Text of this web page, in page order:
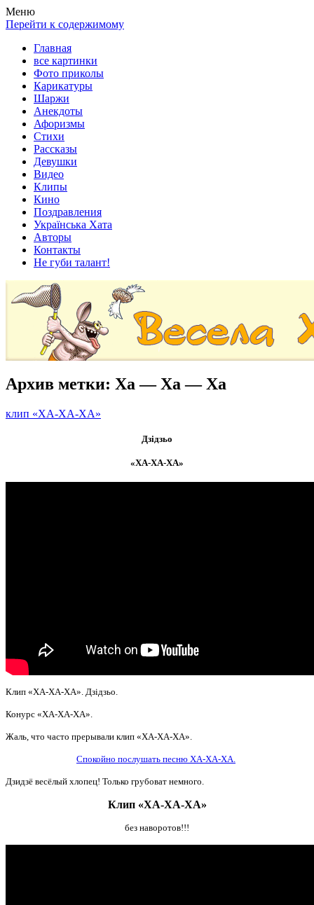
Весела хата — прикольные картинки, смешные истории,
клипы!
Покажем всем ваши фото приколы, карикатуры, шаржи, стихи,
рассказы, видео и песни!
Меню
Перейти к содержимому
Главная
все картинки
Фото приколы
Карикатуры
Шаржи
Анекдоты
Афоризмы
Стихи
Рассказы
Девушки
Видео
Клипы
Кино
Поздравления
Українська Хата
Авторы
Контакты
Не губи талант!
Архив метки: Ха — Ха — Ха
клип «ХА-ХА-ХА»
Дзідзьо
«ХА-ХА-ХА»
Клип «ХА-ХА-ХА». Дзідзьо.
Конурс «ХА-ХА-ХА».
Жаль, что часто прерывали клип «ХА-ХА-ХА».
Спокойно послушать песню ХА-ХА-ХА.
Дзидзё весёлый хлопец! Только грубоват немного.
Клип «ХА-ХА-ХА»
без наворотов!!!